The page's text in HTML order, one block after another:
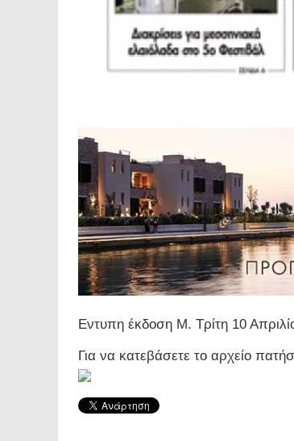
Eντυπη έκδοση Μ. Τρίτη 10
Για να κατεβάσετε το αρχείο